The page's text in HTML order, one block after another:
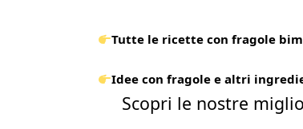
Tutte le ricette con fragole
Idee con fragole e altri
Scopri le nostre